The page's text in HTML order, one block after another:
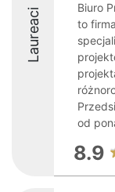
Laureaci
Biuro
to
od
8.9